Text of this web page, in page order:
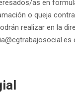
as en
o queja
realizar en la